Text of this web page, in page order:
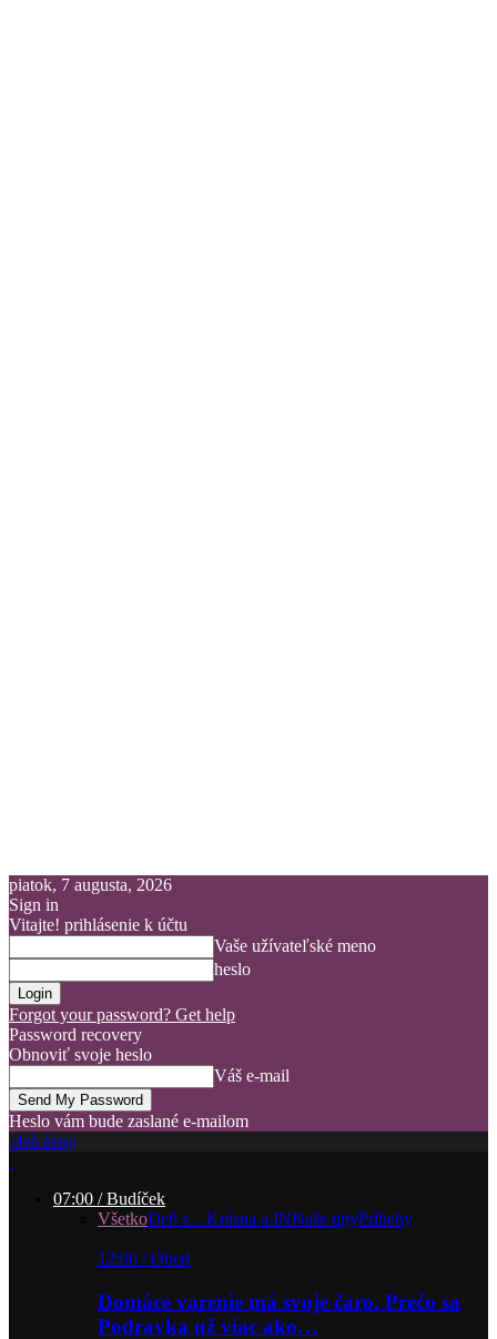
piatok, 7 augusta, 2026
Sign in
Vitajte! prihlásenie k účtu
Vaše užívateľské meno
heslo
Forgot your password? Get help
Password recovery
Obnoviť svoje heslo
Váš e-mail
Heslo vám bude zaslané e-mailom
deň ženy
07:00 / Budíček
VšetkoDeň s…Krásna a INNaše tipyPríbehy
12:00 / Obed
Domáce varenie má svoje čaro. Prečo sa
Podravka už viac ako…